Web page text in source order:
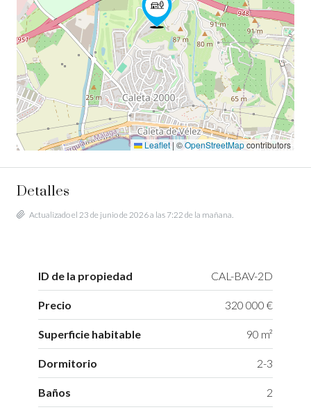
Leaflet | ©OpenStreetMapcontributors
Detalles
Actualizado el 23 de junio de 2026 a las 7:22 de la mañana.
ID de la propiedad CAL-BAV-2D
Precio 320 000 €
Superficie habitable 90 m²
Dormitorio 2-3
Baños 2